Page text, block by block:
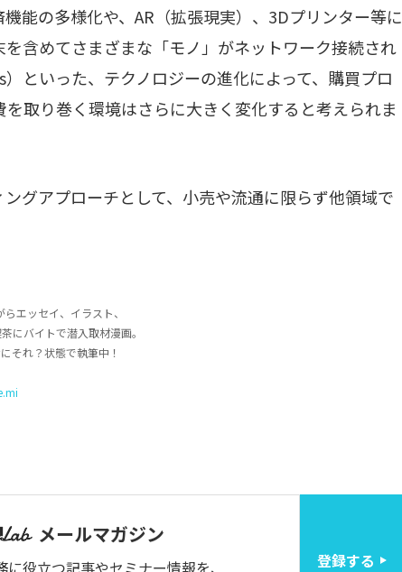
能の多様化や、AR（拡張現実）、3Dプリンター等に
含めてさまざまな「モノ」がネットワーク接続され
といった、テクノロジーの進化によって、購買プロ
取り巻く環境はさらに大きく変化すると考えられま
グアプローチとして、小売や流通に限らず他領域で
エッセイ、イラスト、
にバイトで潜入取材漫画。
それ？状態で執筆中！
メールマガジン
に役立つ記事やセミナー情報を、 登録する